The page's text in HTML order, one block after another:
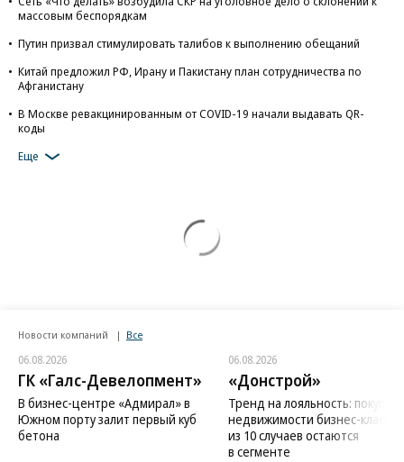
массовым беспорядкам
Путин призвал стимулировать талибов к выполнению обещаний
Китай предложил РФ, Ирану и Пакистану план сотрудничества по
Афганистану
В Москве ревакцинированным от COVID-19 начали выдавать QR-
коды
Еще
Новости компаний Все
06.08.2026
ГК «Галс-Девелопмент»
В бизнес-центре «Адмирал» в
Южном порту залит первый куб
бетона
06.08.2026
«Донстрой»
Тренд на лояльность:
недвижимости бизнес-класса
из 10 случаев остаются
в сегменте